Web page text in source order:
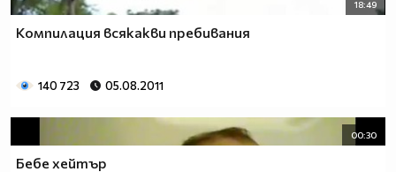
18:49
Компилация всякакви пребивания
140 723 05.08.2011
00:30
Бебе хейтър